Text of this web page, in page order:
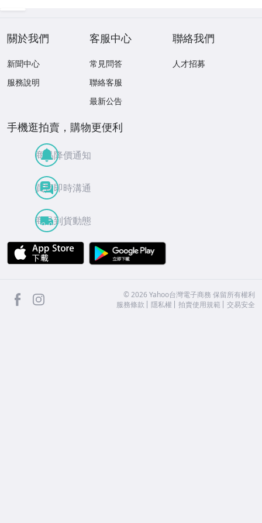
關於我們
新聞中心
服務說明
客服中心
常見問答
聯絡客服
最新公告
聯絡我們
人才招募
手機逛拍賣，購物更便利
商品降價通知
買賣即時溝通
商品到貨動態
APP Store
facebook ©2026 Yahoo台灣電子商務 保留所有權利
服務條款
隱私權 拍賣使用規範 交易安全